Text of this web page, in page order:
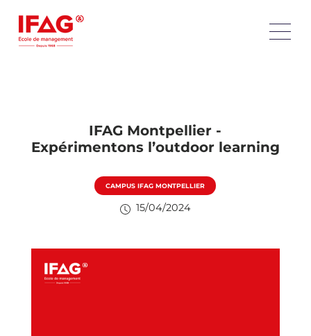
IFAG Montpellier -
Expérimentons l’outdoor learning
CAMPUS IFAG MONTPELLIER
15/04/2024